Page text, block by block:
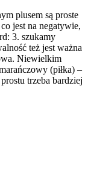
plusem są proste
jest na negatywie,
3. szukamy
też jest ważna
Niewielkim
(piłka) –
trzeba bardziej